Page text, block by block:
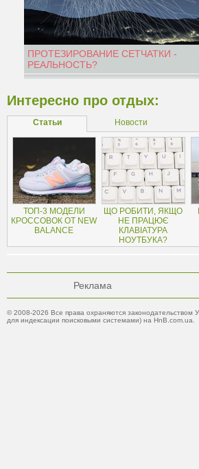
ПРОТЕЗИРОВАНИЕ СЕТЧАТКИ -
РЕАЛЬНОСТЬ?
Интересно про отдых:
Статьи Новости
ТОП-3 МОДЕЛИ
КРОССОВОК ОТ NEW
BALANCE
ЩО РОБИТИ, ЯКЩО
НЕ ПРАЦЮЄ
КЛАВІАТУРА
НОУТБУКА?
Реклама
© 2008-2026 Все права охраняются законодательством
для индексации поисковыми системами) на HnB.com.ua.